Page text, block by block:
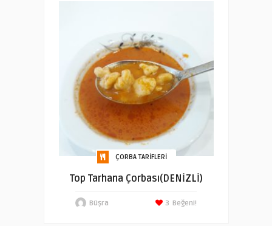
ÇORBA TARIFLERI
Top Tarhana Çorbası(DENİZLİ)
Büşra Beğeni!
3